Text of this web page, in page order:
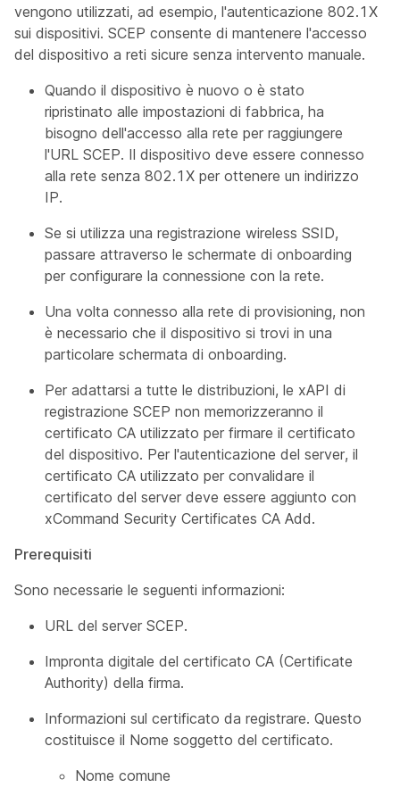
vengono utilizzati, ad esempio, l'autenticazione 802.1X
sui dispositivi. SCEP consente di mantenere l'accesso
del dispositivo a reti sicure senza intervento manuale.
Quando il dispositivo è nuovo o è stato
ripristinato alle impostazioni di fabbrica, ha
bisogno dell'accesso alla rete per raggiungere
l'URL SCEP. Il dispositivo deve essere connesso
alla rete senza 802.1X per ottenere un indirizzo
IP.
Se si utilizza una registrazione wireless SSID,
passare attraverso le schermate di onboarding
per configurare la connessione con la rete.
Una volta connesso alla rete di provisioning, non
è necessario che il dispositivo si trovi in una
particolare schermata di onboarding.
Per adattarsi a tutte le distribuzioni, le xAPI di
registrazione SCEP non memorizzeranno il
certificato CA utilizzato per firmare il certificato
del dispositivo. Per l'autenticazione del server, il
certificato CA utilizzato per convalidare il
certificato del server deve essere aggiunto con
xCommand Security Certificates CA Add.
Prerequisiti
Sono necessarie le seguenti informazioni:
URL del server SCEP.
Impronta digitale del certificato CA (Certificate
Authority) della firma.
Informazioni sul certificato da registrare. Questo
costituisce il Nome soggetto del certificato.
Nome comune